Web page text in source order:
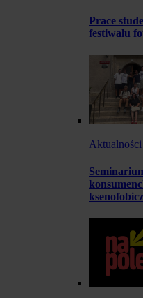
Prace
festiwalu
Aktualności